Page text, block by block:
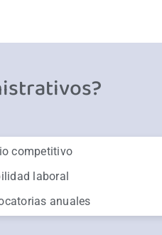
competitivo
laboral
anuales